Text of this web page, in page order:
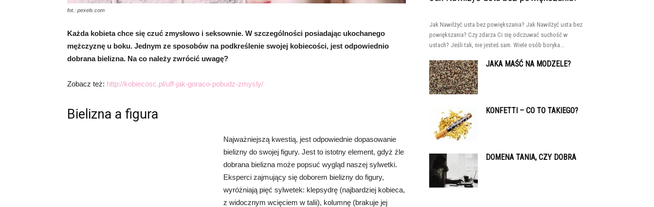
fot.: pexels.com
Każda kobieta chce się czuć zmysłowo i seksownie. W szczególności posiadając ukochanego
mężczyznę u boku. Jednym ze sposobów na podkreślenie swojej kobiecości, jest odpowiednio
dobrana bielizna. Na co należy zwrócić uwagę?
Zobacz też: http://kobiecosc.pl/uff-jak-goraco-pobudz-zmysly/
Bielizna a figura
Najważniejszą kwestią, jest odpowiednie dopasowanie
bielizny do swojej figury. Jest to istotny element, gdyż źle
dobrana bielizna może popsuć wygląd naszej sylwetki.
Eksperci zajmujący się doborem bielizny do figury,
wyróżniają pięć sylwetek: klepsydrę (najbardziej kobieca,
z widocznym wcięciem w talii), kolumnę (brakuje jej
Jak Nawilżyć usta bez powiększania? Jak Nawilżyć usta bez
powiększania? Czy zdarza Ci się odczuwać suchość w
ustach? Jeśli tak, nie jesteś sam. Wiele osób boryka...
JAKA MAŚĆ NA MODZELE?
KONFETTI – CO TO TAKIEGO?
DOMENA TANIA, CZY DOBRA